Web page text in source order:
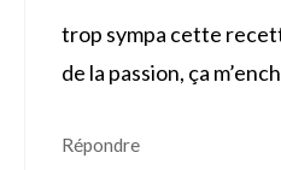
trop sympa cette
de la passion, ça
Répondre